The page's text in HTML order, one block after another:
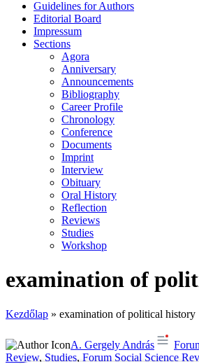
Guidelines for Authors
Editorial Board
Impressum
Sections
Agora
Anniversary
Announcements
Bibliography
Career Profile
Chronology
Conference
Documents
Imprint
Interview
Obituary
Oral History
Reflection
Reviews
Studies
Workshop
examination of
Kezdőlap » examination of political history
A. Gergely András
Review, Studies, Forum Social Science